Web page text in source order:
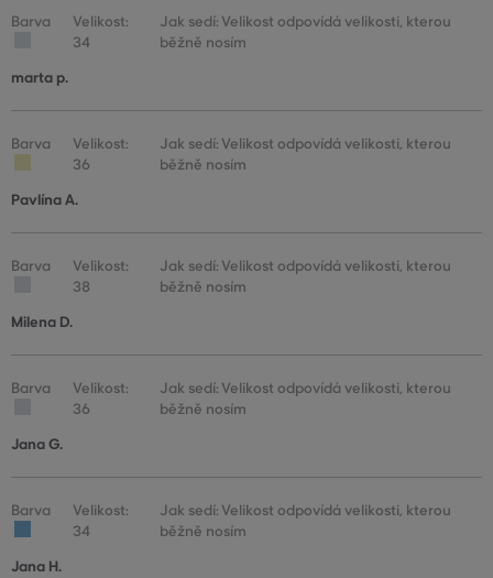
Barva
Velikost:
34
Jak sedí: Velikost odpovídá velikosti, kterou
běžně nosím
marta p.
Barva
Velikost:
36
Jak sedí: Velikost odpovídá velikosti, kterou
běžně nosím
Pavlína A.
Barva
Velikost:
38
Jak sedí: Velikost odpovídá velikosti, kterou
běžně nosím
Milena D.
Barva
Velikost:
36
Jak sedí: Velikost odpovídá velikosti, kterou
běžně nosím
Jana G.
Barva
Velikost:
34
Jak sedí: Velikost odpovídá velikosti, kterou
běžně nosím
Jana H.